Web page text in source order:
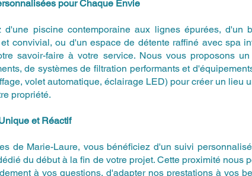
pour Chaque Envie
d'une piscine contemporaine aux lignes épurées, d'un
convivial, ou d'un espace de détente raffiné avec spa
savoir-faire à votre service. Nous vous proposons
de systèmes de filtration performants et
volet automatique, éclairage LED) pour créer un lieu
propriété.
et Réactif
de Marie-Laure, vous bénéficiez d'un suivi
du début à la fin de votre projet. Cette proximité nous
à vos questions, d'adapter nos prestations à vos